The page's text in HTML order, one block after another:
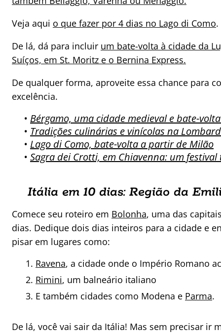
Veja aqui o que fazer por 4 dias no Lago di Como.
De lá, dá para incluir um bate-volta à cidade da
Suíços, em St. Moritz e o Bernina Express.
De qualquer forma, aproveite essa chance para
excelência.
• Bérgamo, uma cidade medieval e bate-
• Tradições culinárias e vinícolas na
• Lago di Como, bate-volta a partir de Milão
• Sagra dei Crotti, em Chiavenna: um
Itália em 10 dias: Região da
Comece seu roteiro em Bolonha, uma das
dias. Dedique dois dias inteiros para a cidade e
pisar em lugares como:
Ravena, a cidade onde o Império Romano
Rimini, um balneário italiano
E também cidades como Modena e Parma.
De lá, você vai sair da Itália! Mas sem precisar ir